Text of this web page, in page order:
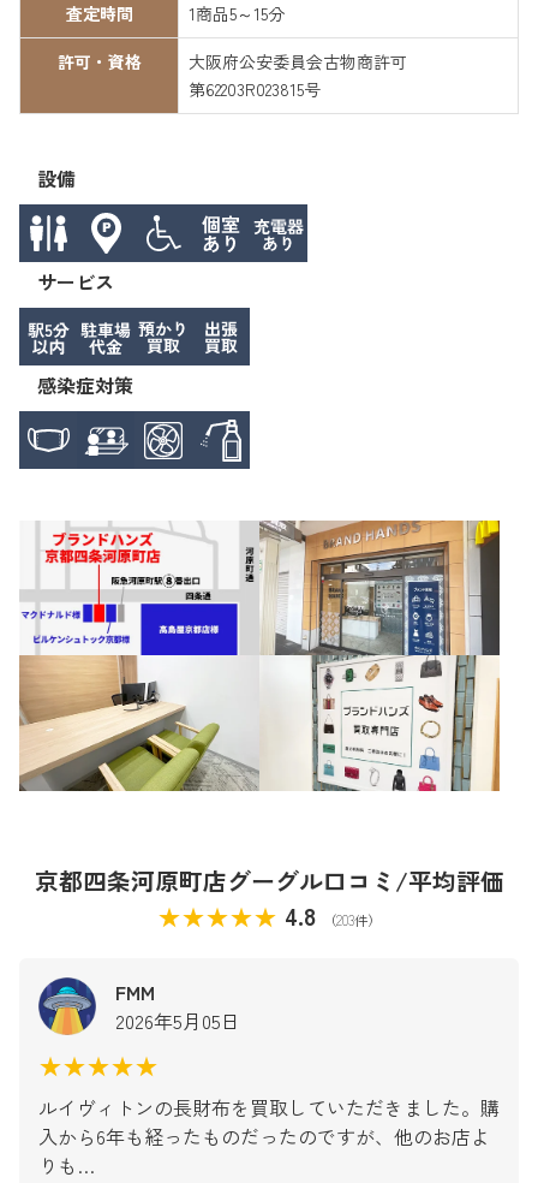
設備
サービス
感染症対策
査定時間
1商品5～15分
許可・資格
大阪府公安委員会古物商許可
第62203R023815号
京都四条河原町店グーグル口コミ/平均評価
★★★★★ 4.8 （203件）
FMM
2026年5月05日
★★★★★
ルイヴィトンの長財布を買取していただきました。購
入から6年も経ったものだったのですが、他のお店よ
りも…